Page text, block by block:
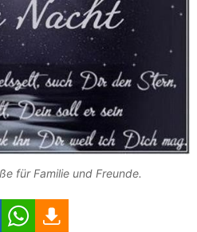
für Familie und Freunde.